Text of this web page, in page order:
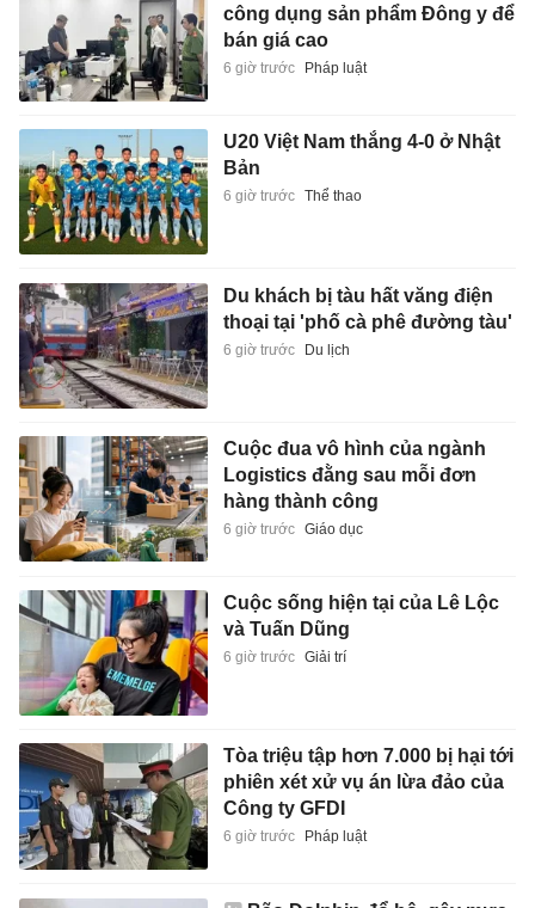
công dụng sản phẩm Đông y để
bán giá cao
6 giờ trước Pháp luật
U20 Việt Nam thắng 4-0 ở Nhật
Bản
6 giờ trước Thể thao
Du khách bị tàu hất văng điện
thoại tại 'phố cà phê đường tàu'
6 giờ trước Du lịch
Cuộc đua vô hình của ngành
Logistics đằng sau mỗi đơn
hàng thành công
6 giờ trước Giáo dục
Cuộc sống hiện tại của Lê Lộc
và Tuấn Dũng
6 giờ trước Giải trí
Tòa triệu tập hơn 7.000 bị hại tới
phiên xét xử vụ án lừa đảo của
Công ty GFDI
6 giờ trước Pháp luật